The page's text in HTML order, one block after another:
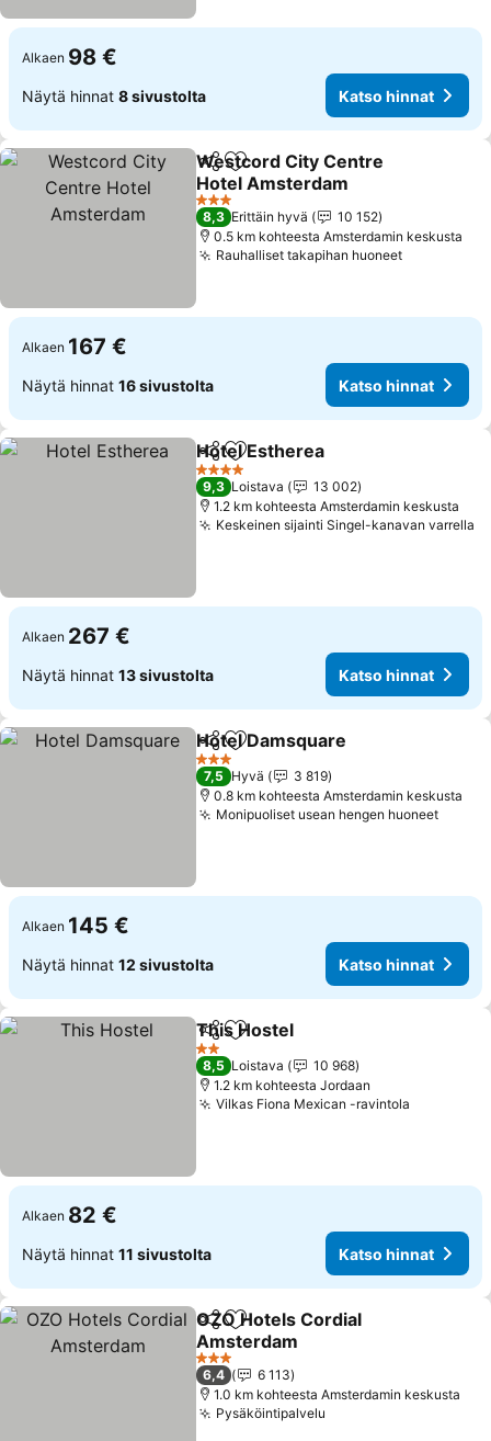
Alkaen 98 €
Näytä hinnat 8 sivustolta Katso hinnat
Jaa Lisää suosikkeihin
Westcord City Centre
Hotel Amsterdam
Katso hinnat
3 Tähtiluokitus
8,3 Erittäin hyvä
10 152
0.5 km kohteesta Amsterdamin keskusta
Rauhalliset takapihan huoneetKatso
Alkaen 167 €
Näytä hinnat 16 sivustolta Katso hinnat
Jaa Lisää suosikkeihin
Hotel Estherea
4 Tähtiluokitus
9,3 Loistava
13 002
1.2 km kohteesta Amsterdamin keskusta
Keskeinen sijainti Singel-kanavan varrella
Alkaen 267 €
Näytä hinnat 13 sivustolta Katso hinnat
Jaa Lisää suosikkeihin
Hotel Damsquare
3 Tähtiluokitus
7,5 Hyvä
3 819
0.8 km kohteesta Amsterdamin keskusta
Monipuoliset usean hengen huoneetKatso
Alkaen 145 €
Näytä hinnat 12 sivustolta Katso hinnat
Jaa Lisää suosikkeihin
This Hostel
2 Tähtiluokitus
8,5 Loistava
10 968
1.2 km kohteesta Jordaan
Vilkas Fiona Mexican -ravintola
Alkaen 82 €
Näytä hinnat 11 sivustolta Katso hinnat
Jaa Lisää suosikkeihin
OZO Hotels Cordial
Amsterdam
Katso hinnat
3 Tähtiluokitus
6,4
6 113
1.0 km kohteesta Amsterdamin keskusta
Pysäköintipalvelu